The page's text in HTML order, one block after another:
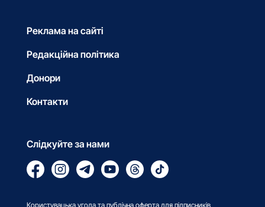
Реклама на сайті
Редакційна політика
Донори
Контакти
Слідкуйте за нами
Користувацька угода та публічна оферта для підписників